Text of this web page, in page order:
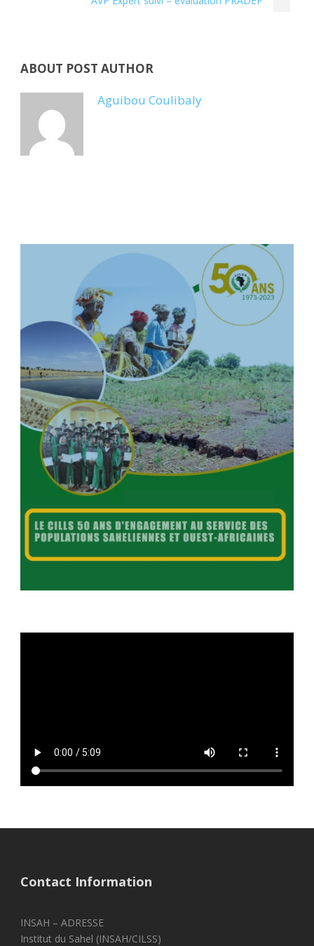
ABOUT POST AUTHOR
Aguibou Coulibaly
Contact Information
INSAH – ADRESSE
Institut du Sahel (INSAH/CILSS)